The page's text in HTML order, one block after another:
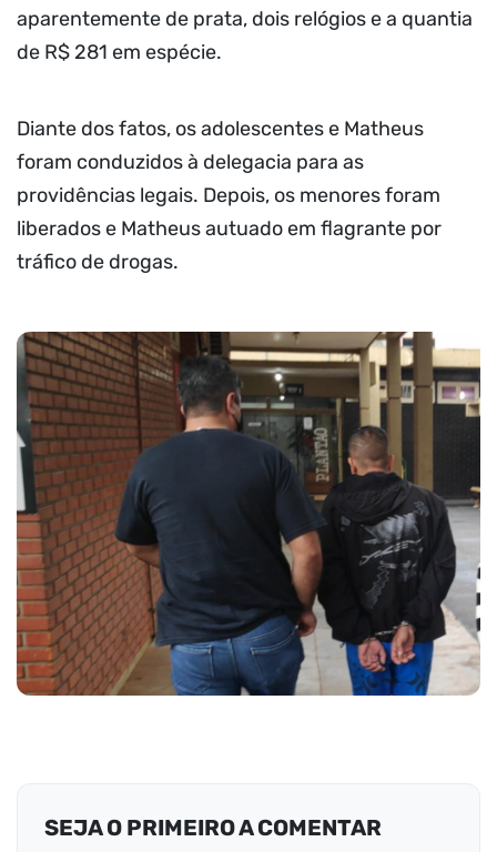
aparentemente de prata, dois relógios e a quantia
de R$ 281 em espécie.
Diante dos fatos, os adolescentes e Matheus
foram conduzidos à delegacia para as
providências legais. Depois, os menores foram
liberados e Matheus autuado em flagrante por
tráfico de drogas.
SEJA O PRIMEIRO A COMENTAR